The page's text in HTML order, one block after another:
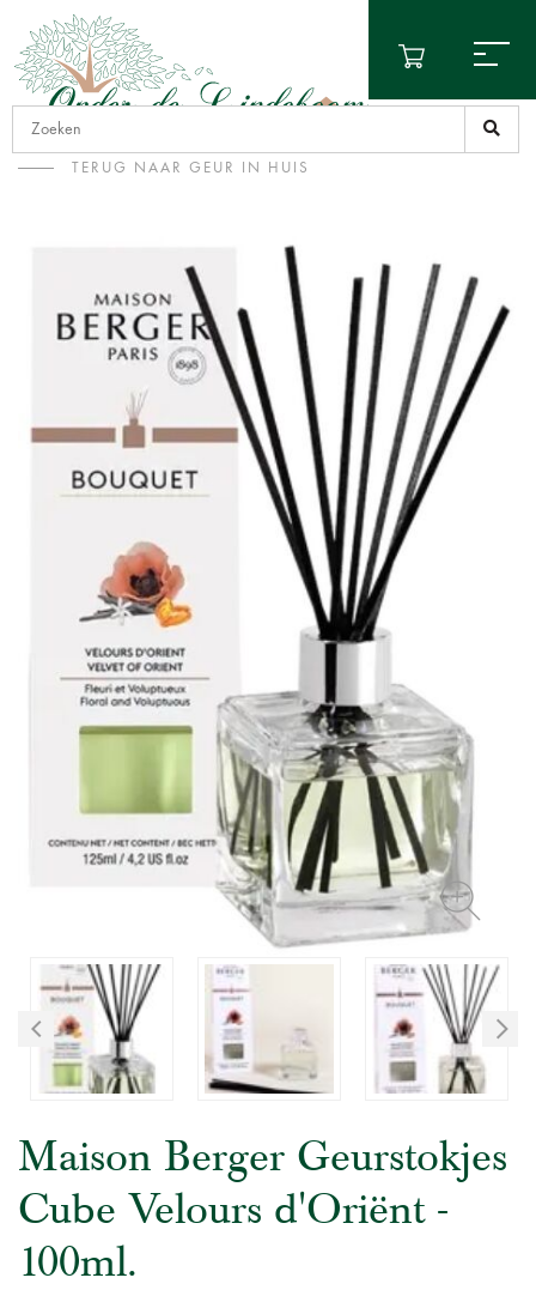
TERUG NAAR GEUR IN HUIS
Maison Berger Geurstokjes
Cube Velours d'Oriënt -
100ml.